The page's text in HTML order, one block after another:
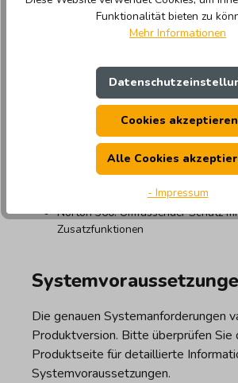
Aktualisierte Lösungen: Wir halten
stets auf dem neuesten Stand, um
Zusammenfassung der
Anwendungen:
Norton Antivirus: Schutz vor
Norton Internet Security: Sicheres
Norton 360: Umfassender Schutz
Zusatzfunktionen
Die genauen Systemanforderungen
Produktversion. Bitte überprüfen Sie
Produktseite für detaillierte
Systemvoraussetzungen.
Funktionalität bieten zu
Mehr Informationen
Cookies akzeptieren
Alle Cookies
- Impressum